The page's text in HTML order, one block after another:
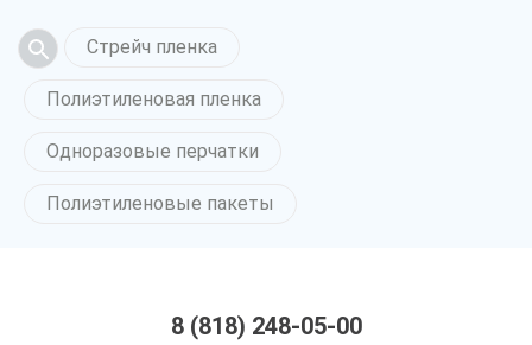
Стрейч пленка
Полиэтиленовая пленка
Одноразовые перчатки
Полиэтиленовые пакеты
8 (818) 248-05-00